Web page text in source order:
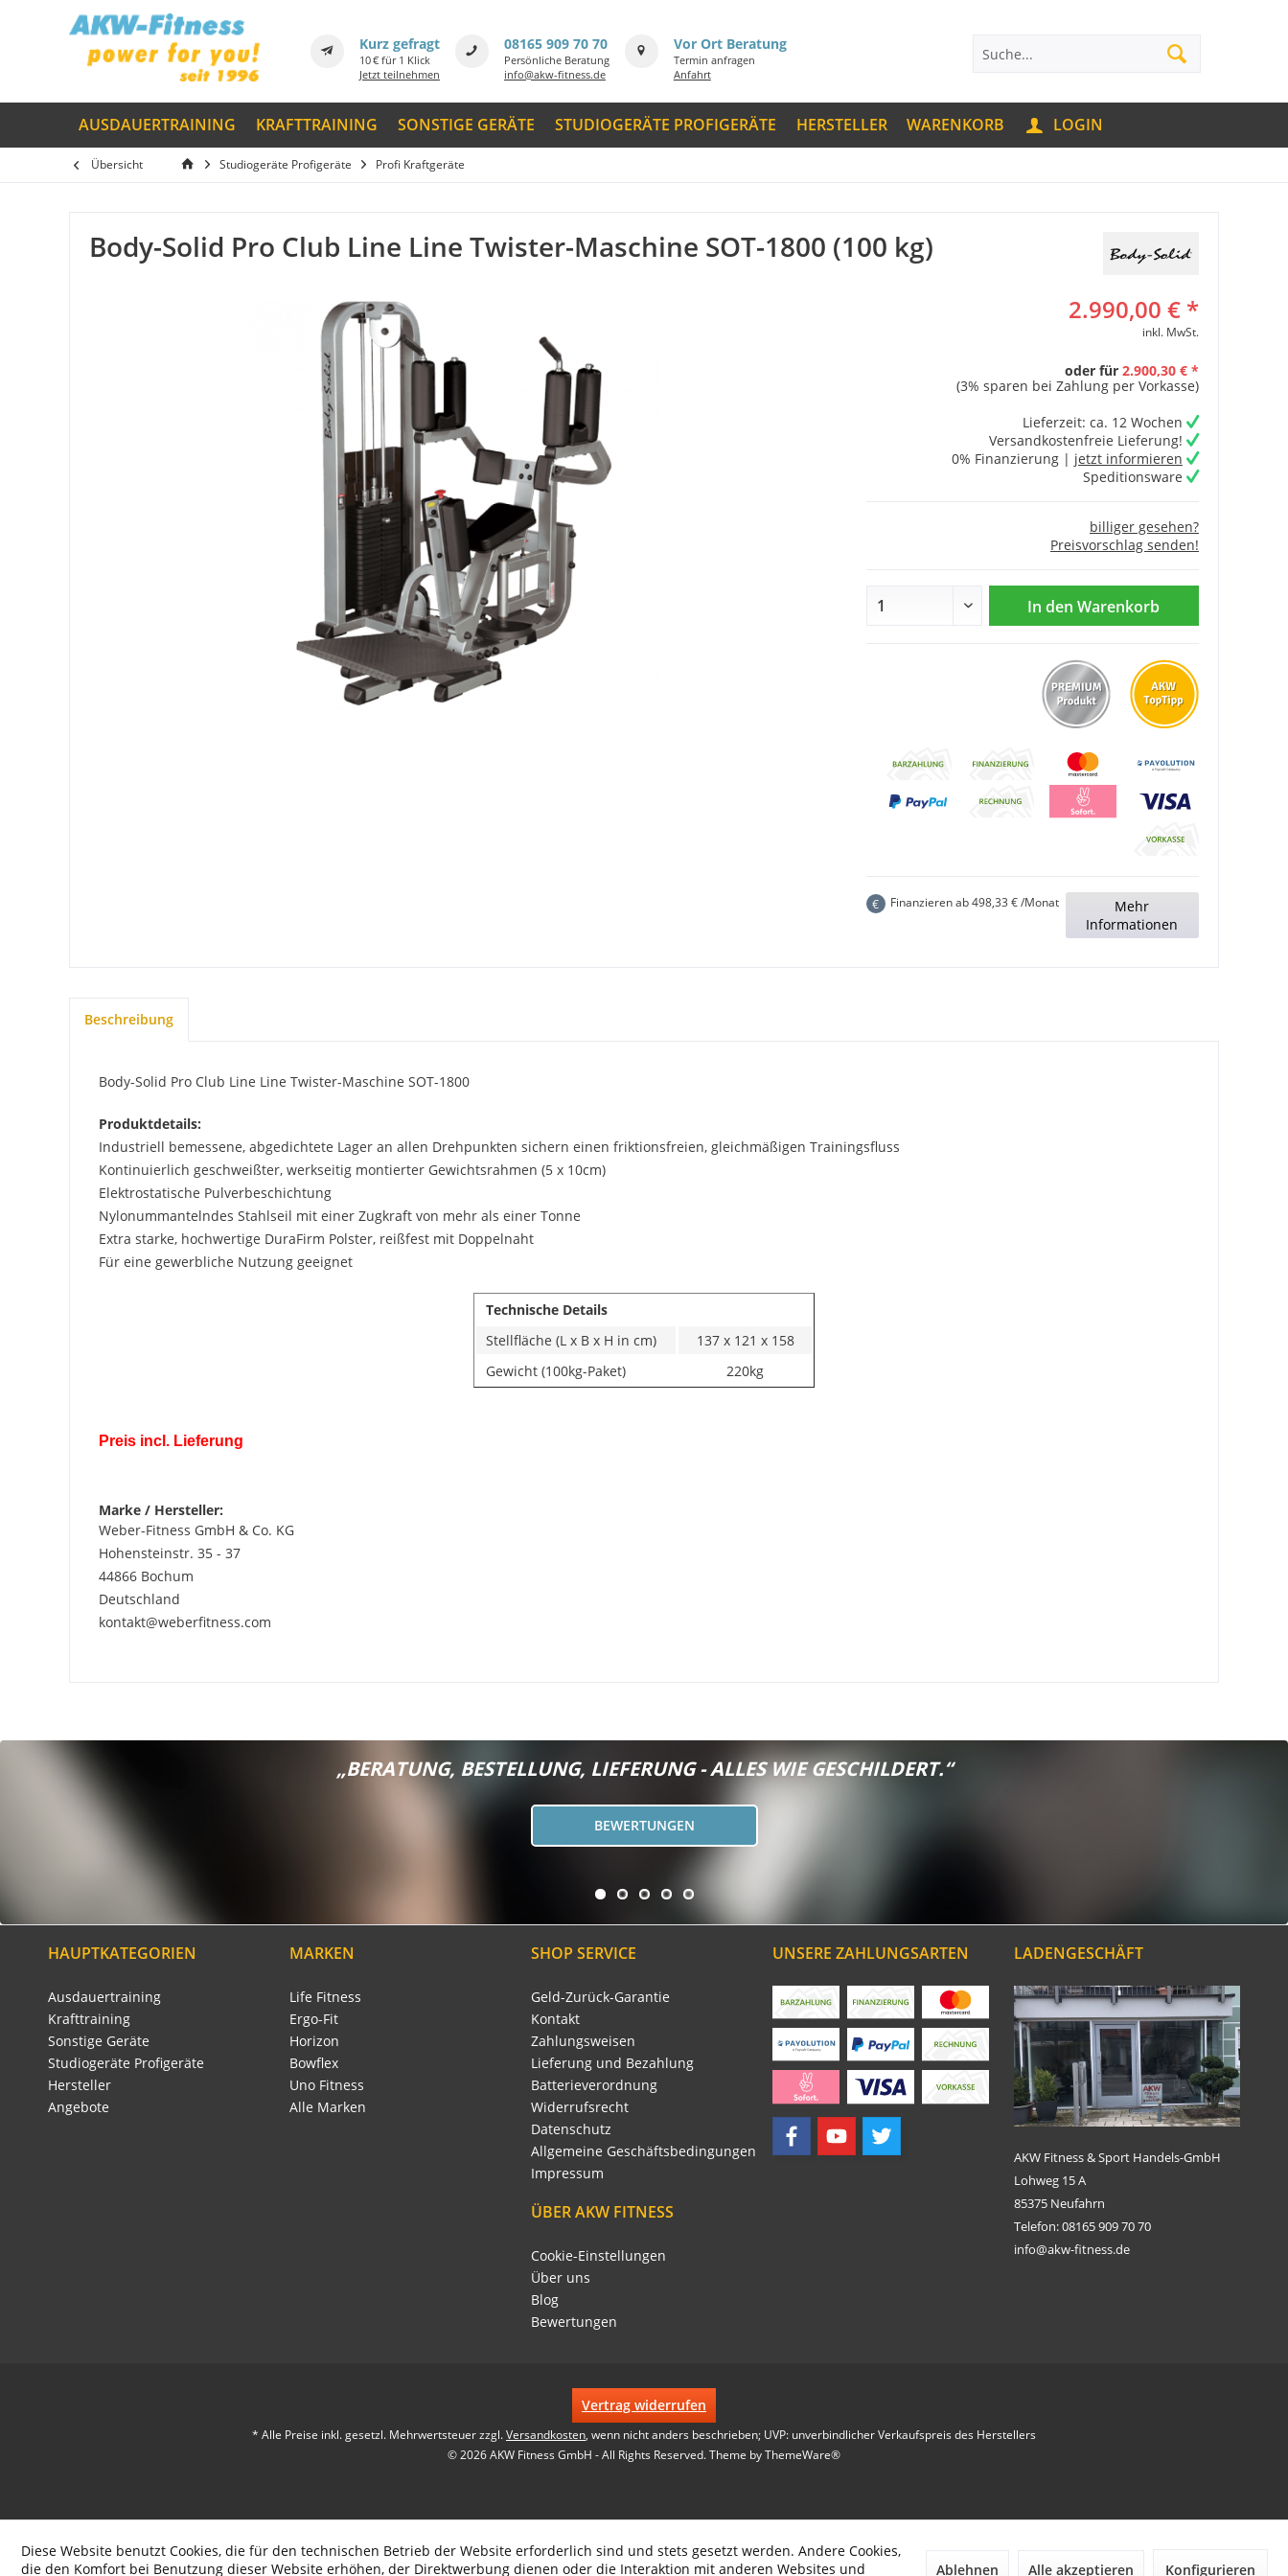
Kurz gefragt
10 € für 1 Klick
Jetzt teilnehmen
08165 909 70 70
Persönliche Beratung
info@akw-fitness.de
Vor Ort Beratung
Termin anfragen
Anfahrt
AUSDAUERTRAINING KRAFTTRAINING SONSTIGE GERÄTE STUDIOGERÄTE PROFIGERÄTE HERSTELLER WARENKORB LOGIN
Übersicht Studiogeräte Profigeräte Profi Kraftgeräte
Body-Solid Pro Club Line Line Twister-Maschine SOT-1800 (100 kg)
2.990,00 € *
inkl. MwSt.
oder für 2.900,30 € *
(3% sparen bei Zahlung per Vorkasse)
Lieferzeit: ca. 12 Wochen
Versandkostenfreie Lieferung!
0% Finanzierung | jetzt informieren
Speditionsware
billiger gesehen?
Preisvorschlag senden!
In den Warenkorb
€ Finanzieren ab498,33 € /Monat
Mehr
Informationen
Beschreibung
Body-Solid Pro Club Line Line Twister-Maschine SOT-1800
Produktdetails:
Industriell bemessene, abgedichtete Lager an allen Drehpunkten sichern einen friktionsfreien, gleichmäßigen Trainingsfluss
Kontinuierlich geschweißter, werkseitig montierter Gewichtsrahmen (5 x 10cm)
Elektrostatische Pulverbeschichtung
Nylonummantelndes Stahlseil mit einer Zugkraft von mehr als einer Tonne
Extra starke, hochwertige DuraFirm Polster, reißfest mit Doppelnaht
Für eine gewerbliche Nutzung geeignet
Technische Details
Stellfläche (L x B x H in cm)
137 x 121 x 158
Gewicht (100kg-Paket)
220kg
Preis incl. Lieferung
Marke / Hersteller:
Weber-Fitness GmbH & Co. KG
Hohensteinstr. 35 - 37
44866 Bochum
Deutschland
kontakt@weberfitness.com
„BERATUNG, BESTELLUNG, LIEFERUNG - ALLES WIE GESCHILDERT.“
BEWERTUNGEN
HAUPTKATEGORIEN
Ausdauertraining
Krafttraining
Sonstige Geräte
Studiogeräte Profigeräte
Hersteller
Angebote
MARKEN
Life Fitness
Ergo-Fit
Horizon
Bowflex
Uno Fitness
Alle Marken
SHOP SERVICE
Geld-Zurück-Garantie
Kontakt
Zahlungsweisen
Lieferung und Bezahlung
Batterieverordnung
Widerrufsrecht
Datenschutz
Allgemeine Geschäftsbedingungen
Impressum
ÜBER AKW FITNESS
Cookie-Einstellungen
Über uns
Blog
Bewertungen
UNSERE ZAHLUNGSARTEN LADENGESCHÄFT
AKW Fitness & Sport Handels-GmbH
Lohweg 15 A
85375 Neufahrn
Telefon: 08165 909 70 70
info@akw-fitness.de
Vertrag widerrufen
* Alle Preise inkl. gesetzl. Mehrwertsteuer zzgl.Versandkosten, wenn nicht anders beschrieben; UVP: unverbindlicher Verkaufspreis des Herstellers
© 2026 AKW Fitness GmbH - All Rights Reserved. Theme byThemeWare®
Diese Website benutzt Cookies, die für den technischen Betrieb der Website erforderlich sind und stets gesetzt werden. Andere Cookies,
die den Komfort bei Benutzung dieser Website erhöhen, der Direktwerbung dienen oder die Interaktion mit anderen Websites und
Ablehnen Alle akzeptieren Konfigurieren